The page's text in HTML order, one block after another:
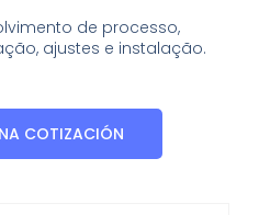
de processo,
ajustes e instalação.
COTIZACIÓN